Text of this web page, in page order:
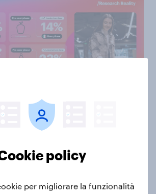
funzionalità
maggiore rilevanza. I consumatori
più i prodotti non solo in base al
policy
per migliorare la funzionalità